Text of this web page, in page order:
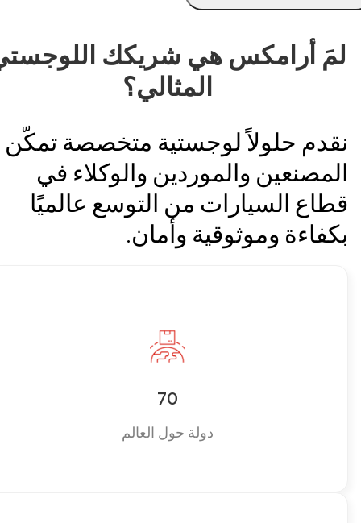
لمَ أرامكس هي شريكك
المثالي؟
نقدم حلولاً لوجستية متخصصة تمكّن
المصنعين والموردين والوكلاء في
قطاع السيارات من التوسع عالميًا
بكفاءة وموثوقية وأمان.
70
دولة حول العالم